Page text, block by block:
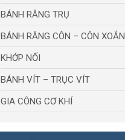
BÁNH RĂNG TRỤ
BÁNH RĂNG CÔN – CÔN XOẮN
KHỚP NỐI
BÁNH VÍT – TRỤC VÍT
GIA CÔNG CƠ KHÍ